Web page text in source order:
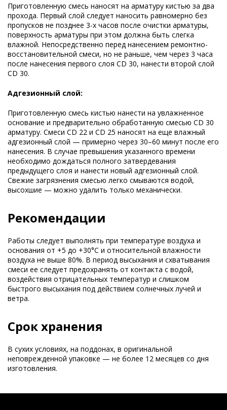
Приготовленную смесь наносят на арматуру кистью за два
прохода. Первый слой следует наносить равномерно без
пропусков не позднее 3-х часов после очистки арматуры,
поверхность арматуры при этом должна быть слегка
влажной. Непосредственно перед нанесением ремонтно-
восстановительной смеси, но не раньше, чем через 3 часа
после нанесения первого слоя CD 30, нанести второй слой
CD 30.
Адгезионный слой:
Приготовленную смесь кистью нанести на увлажненное
основание и предварительно обработанную смесью CD 30
арматуру. Смеси CD 22 и CD 25 наносят на еще влажный
адгезионный слой — примерно через 30–60 минут после его
нанесения. В случае превышения указанного времени
необходимо дождаться полного затвердевания
предыдущего слоя и нанести новый адгезионный слой.
Свежие загрязнения смесью легко смываются водой,
высохшие — можно удалить только механически.
Рекомендации
Работы следует выполнять при температуре воздуха и
основания от +5 до +30°C и относительной влажности
воздуха не выше 80%. В период высыхания и схватывания
смеси ее следует предохранять от контакта с водой,
воздействия отрицательных температур и слишком
быстрого высыхания под действием солнечных лучей и
ветра.
Срок хранения
В сухих условиях, на поддонах, в оригинальной
неповрежденной упаковке — не более 12 месяцев со дня
изготовления.